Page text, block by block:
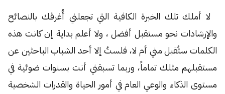
لا أملك تلك الخبرة الكافية التي تجعلني أُغرقك بالنصائح
والإرشادات نحو مستقبل أفضل ، ولا أعلم بداية إن كانت هذه
الكلمات ستُقبل مني أم لا، فلستُ إلا أحد الشباب الباحثين عن
مستقبلهم مثلك تماماً، وربما تسبقني أنت بسنوات ضوئية في
مستوى الذكاء والوعي العام في أمور الحياة والقدرات الشخصية